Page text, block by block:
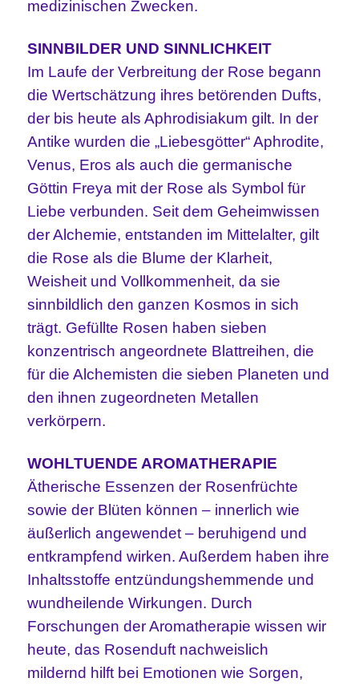
medizinischen Zwecken.
SINNBILDER UND SINNLICHKEIT
Im Laufe der Verbreitung der Rose begann
die Wertschätzung ihres betörenden Dufts,
der bis heute als Aphrodisiakum gilt. In der
Antike wurden die „Liebesgötter“ Aphrodite,
Venus, Eros als auch die germanische
Göttin Freya mit der Rose als Symbol für
Liebe verbunden. Seit dem Geheimwissen
der Alchemie, entstanden im Mittelalter, gilt
die Rose als die Blume der Klarheit,
Weisheit und Vollkommenheit, da sie
sinnbildlich den ganzen Kosmos in sich
trägt. Gefüllte Rosen haben sieben
konzentrisch angeordnete Blattreihen, die
für die Alchemisten die sieben Planeten und
den ihnen zugeordneten Metallen
verkörpern.
WOHLTUENDE AROMATHERAPIE
Ätherische Essenzen der Rosenfrüchte
sowie der Blüten können – innerlich wie
äußerlich angewendet – beruhigend und
entkrampfend wirken. Außerdem haben ihre
Inhaltsstoffe entzündungshemmende und
wundheilende Wirkungen. Durch
Forschungen der Aromatherapie wissen wir
heute, das Rosenduft nachweislich
mildernd hilft bei Emotionen wie Sorgen,